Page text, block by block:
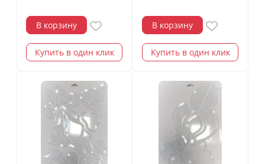
В корзину
Купить в один клик
В корзину
Купить в один клик